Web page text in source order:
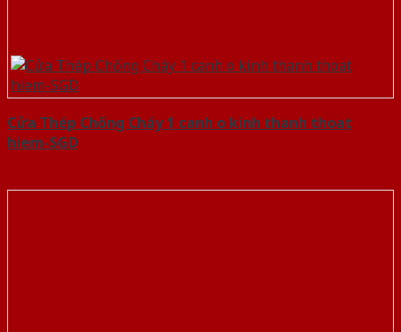
Cửa Thép Chống Cháy 1 canh o kinh thanh thoat
hiem-SGD